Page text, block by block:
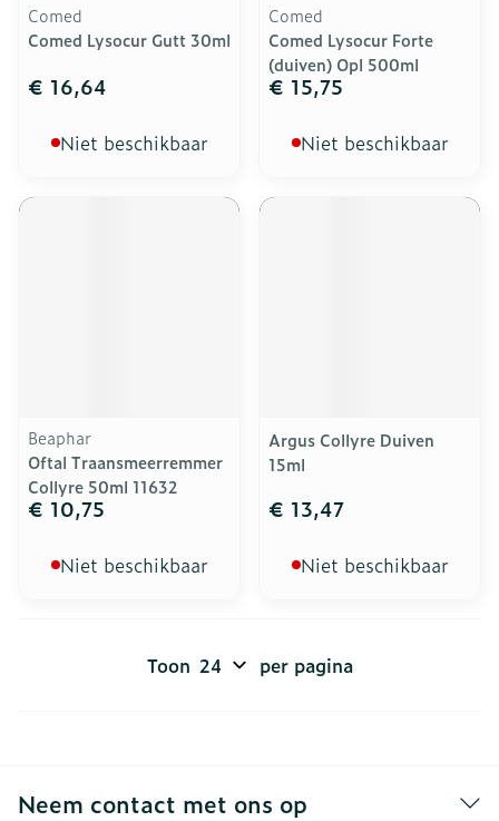
Comed
Comed Lysocur Gutt 30ml
€ 16,64
Niet beschikbaar
Comed
Comed Lysocur Forte
(duiven) Opl 500ml
€ 15,75
Niet beschikbaar
Beaphar
Oftal Traansmeerremmer
Collyre 50ml 11632
€ 10,75
Niet beschikbaar
Argus Collyre Duiven
15ml
€ 13,47
Niet beschikbaar
Toon per pagina
Neem contact met ons op